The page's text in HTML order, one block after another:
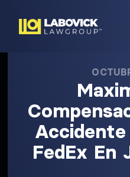
Accidente
FedEx En